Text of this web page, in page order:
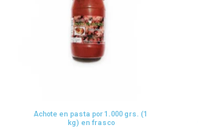
Achote en pasta por 1.000 grs. (1
kg) en frasco